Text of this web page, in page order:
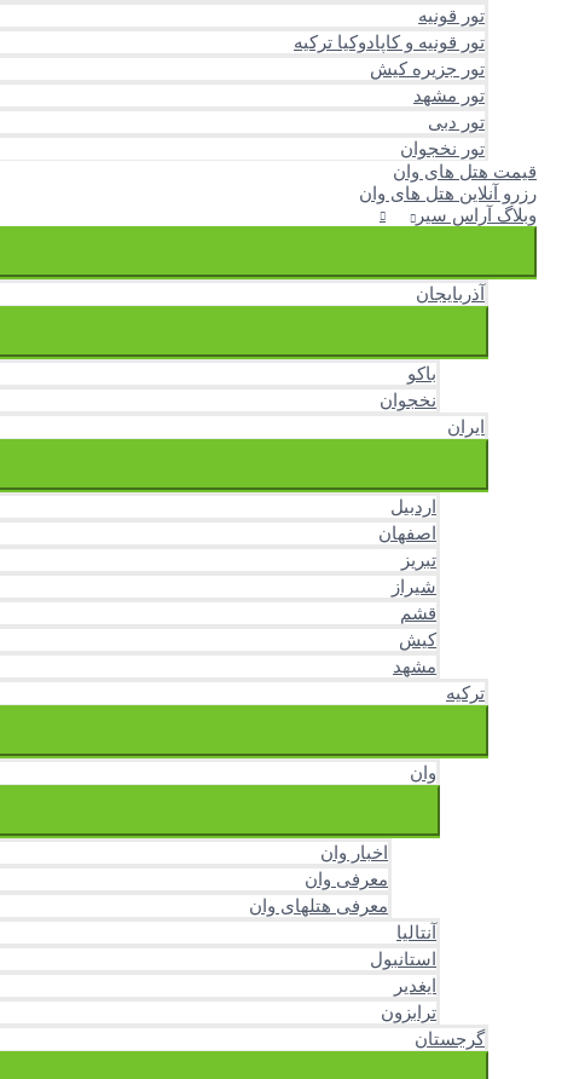
تور قونیه
تور قونیه و کاپادوکیا ترکیه
تور جزیره کیش
تور مشهد
تور دبی
تور نخجوان
قیمت هتل های وان
رزرو آنلاین هتل های وان
وبلاگ آراس سیر
آذربایجان
باکو
نخجوان
ایران
اردبیل
اصفهان
تبریز
شیراز
قشم
کیش
مشهد
ترکیه
وان
اخبار وان
معرفی وان
معرفی هتلهای وان
آنتالیا
استانبول
ایغدیر
ترابزون
گرجستان